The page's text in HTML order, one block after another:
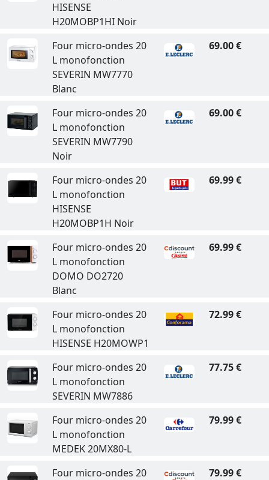
HISENSE
H20MOBP1HI Noir
Four micro-ondes 20
L monofonction
SEVERIN MW7770
Blanc
69.00 €
Four micro-ondes 20
L monofonction
SEVERIN MW7790
Noir
69.00 €
Four micro-ondes 20
L monofonction
HISENSE
H20MOBP1H Noir
69.99 €
Four micro-ondes 20
L monofonction
DOMO DO2720
Blanc
69.99 €
Four micro-ondes 20
L monofonction
HISENSE H20MOWP1
72.99 €
Four micro-ondes 20
L monofonction
SEVERIN MW7886
77.75 €
Four micro-ondes 20
L monofonction
MEDEK 20MX80-L
79.99 €
Four micro-ondes 20
79.99 €